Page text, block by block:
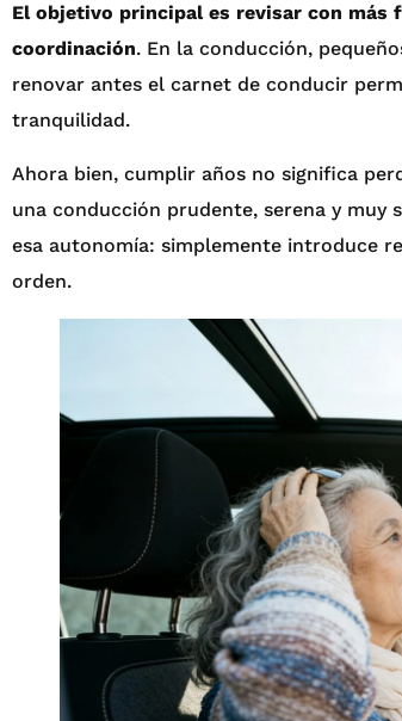
El objetivo principal es revisar con más
coordinación. En la conducción,
renovar antes el carnet de conducir
tranquilidad.
Ahora bien, cumplir años no significa
una conducción prudente, serena y muy
esa autonomía: simplemente introduce
orden.